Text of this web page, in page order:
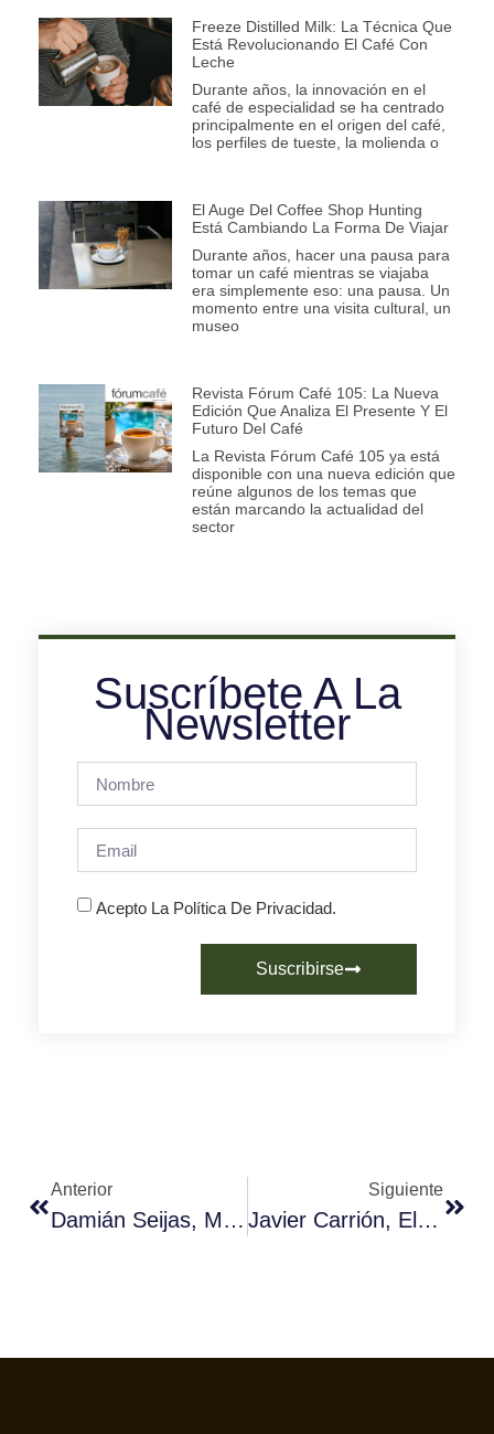
Freeze Distilled Milk: La Técnica Que
Está Revolucionando El Café Con
Leche
Durante años, la innovación en el
café de especialidad se ha centrado
principalmente en el origen del café,
los perfiles de tueste, la molienda o
El Auge Del Coffee Shop Hunting
Está Cambiando La Forma De Viajar
Durante años, hacer una pausa para
tomar un café mientras se viajaba
era simplemente eso: una pausa. Un
momento entre una visita cultural, un
museo
Revista Fórum Café 105: La Nueva
Edición Que Analiza El Presente Y El
Futuro Del Café
La Revista Fórum Café 105 ya está
disponible con una nueva edición que
reúne algunos de los temas que
están marcando la actualidad del
sector
Suscríbete A La
Newsletter
Acepto La Política De Privacidad.
Suscribirse
Anterior
Damián Seijas, Mejor Barista De Galicia 2015.
Siguiente
Javier Carrión, El Mejor Preparador De Cafés De La C.Valenciana